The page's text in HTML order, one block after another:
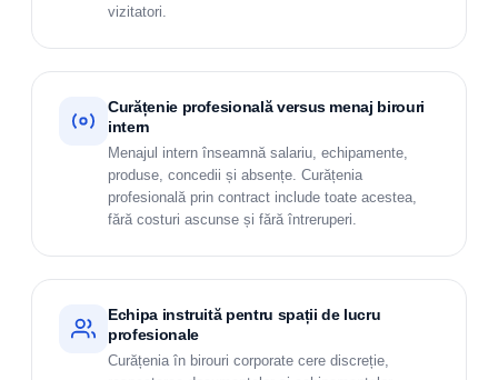
vizitatori.
Curățenie profesională versus menaj birouri
intern
Menajul intern înseamnă salariu, echipamente,
produse, concedii și absențe. Curățenia
profesională prin contract include toate acestea,
fără costuri ascunse și fără întreruperi.
Echipa instruită pentru spații de lucru
profesionale
Curățenia în birouri corporate cere discreție,